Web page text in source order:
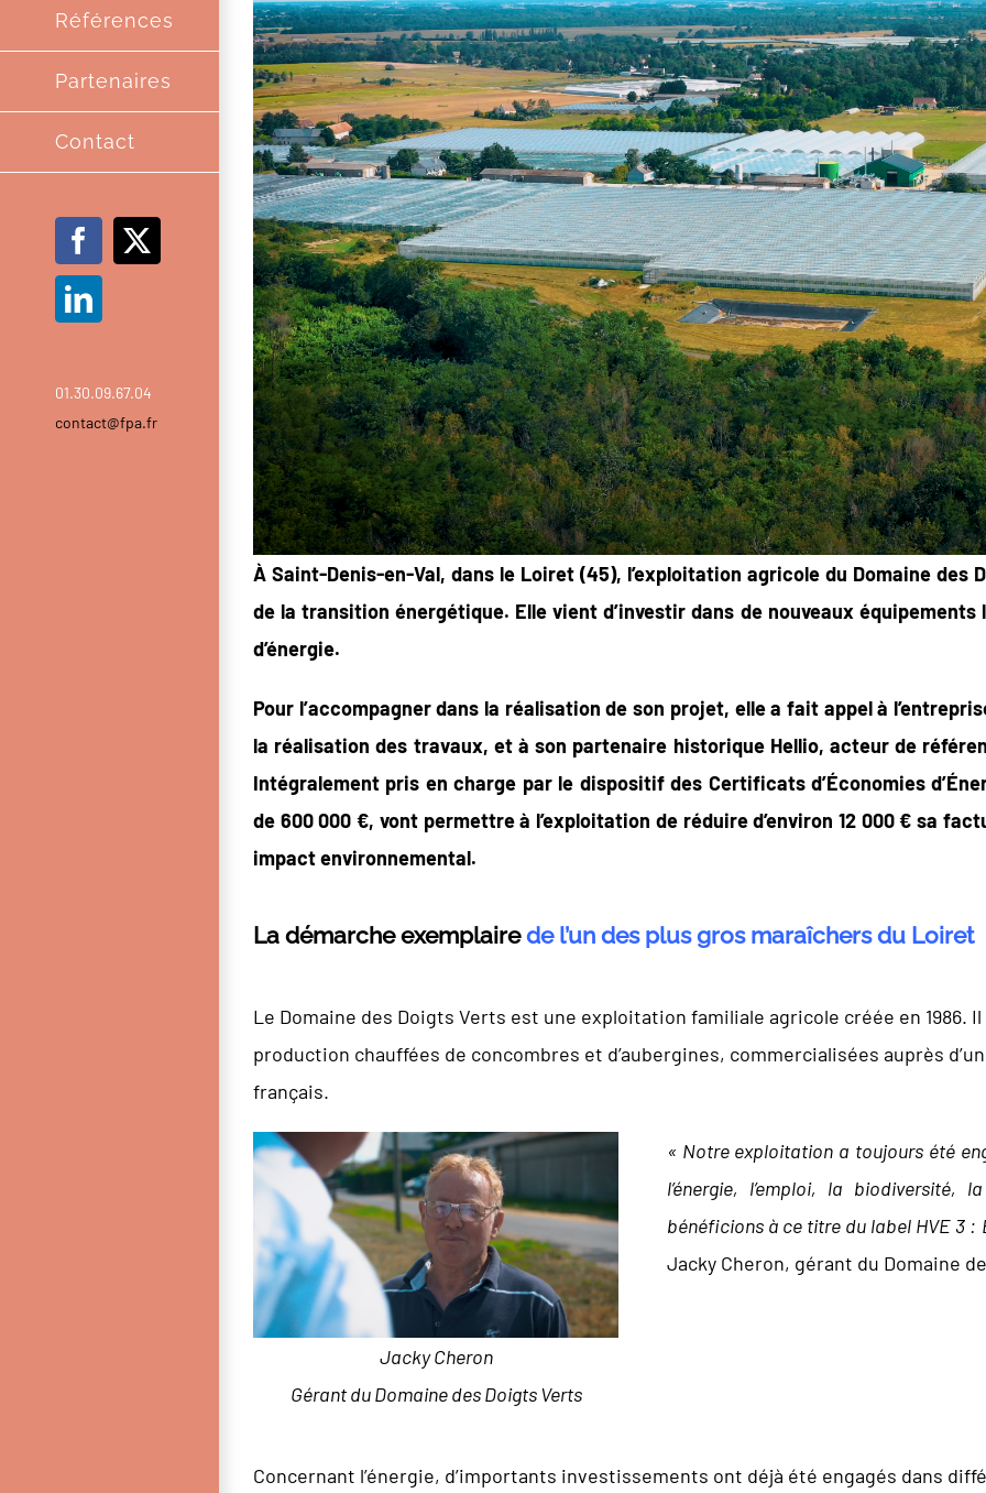
Références
Partenaires
Contact
Facebook
X
LinkedIn
01.30.09.67.04
contact@fpa.fr
À Saint-Denis-en-Val, dans le Loiret (45), l’exploitation agricole du Domaine
de la transition énergétique. Elle vient d’investir dans de nouveaux
d’énergie.
Pour l’accompagner dans la réalisation de son projet, elle a fait appel à
la réalisation des travaux, et à son partenaire historique Hellio, acteur de
Intégralement pris en charge par le dispositif des Certificats d’Économies
de 600 000 €, vont permettre à l’exploitation de réduire d’environ 12 000 € sa
impact environnemental.
La démarche exemplairede l’un des plus gros maraîchers du Loiret
Le Domaine des Doigts Verts est une exploitation familiale agricole créée en 1986.
production chauffées de concombres et d’aubergines, commercialisées auprès
français.
Jacky Cheron
Gérant du Domaine des Doigts Verts
« Notre exploitation a toujours été
l’énergie, l’emploi, la biodiversité,
bénéficions à ce titre du label HVE 3
Jacky Cheron, gérant du Domaine
Concernant l’énergie, d’importants investissements ont déjà été engagés dans